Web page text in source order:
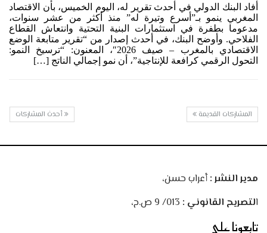
أفاد البنك الدولي في أحدث تقرير له، اليوم الخميس، بأن الاقتصاد
المغربي ينمو بـ”أسرع وتيرة له” منذ أكثر من عشر سنوات،
مدعوما بطفرة في استثمارات البنية التحتية وانتعاش القطاع
الفلاحي. وأوضح البنك، في أحدث إصدار من “تقرير متابعة الوضع
الاقتصادي بالمغرب – صيف 2026″، المعنون: “ترسيخ النمو:
التحول الرقمي كرافعة للإنتاجية”، أن نمو إجمالي الناتج […]
المشاركات القديمة أحدث المشاركات
مدير النشر :أعراب حسن،
التصريح القانوني :
تابعونا على